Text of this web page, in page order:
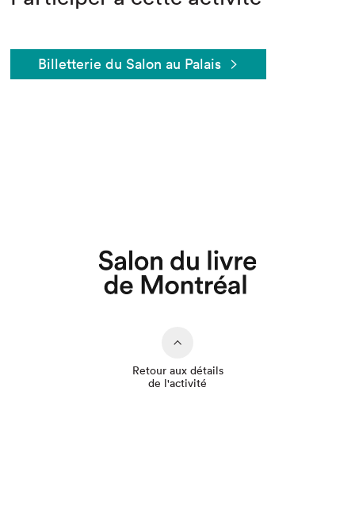
Billetterie du Salon au Palais
Retour aux détails
de l'activité